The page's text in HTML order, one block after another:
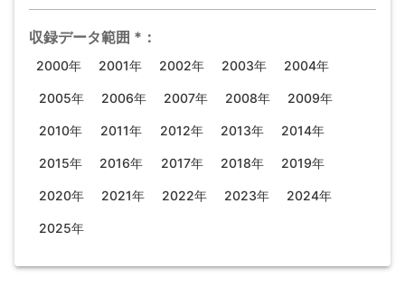
収録データ範囲 * ：
2000年 2001年 2002年 2003年 2004年
2005年 2006年 2007年 2008年 2009年
2010年 2011年 2012年 2013年 2014年
2015年 2016年 2017年 2018年 2019年
2020年 2021年 2022年 2023年 2024年
2025年